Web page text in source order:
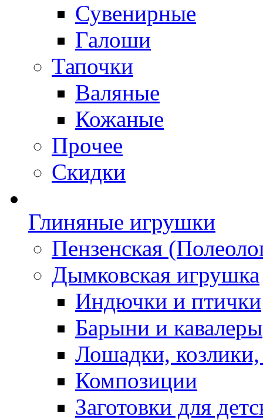
Сувенирные
Галоши
Тапочки
Валяные
Кожаные
Прочее
Скидки
Глиняные игрушки
Пензенская
Дымковская игрушка
Индючки и птички
Барыни и кавалеры
Лошадки,
Композиции
Заготовки для